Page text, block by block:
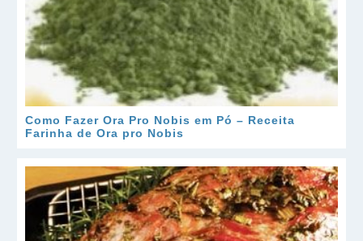
Como Fazer Ora Pro Nobis em Pó – Receita
Farinha de Ora pro Nobis